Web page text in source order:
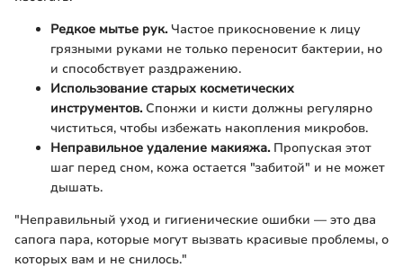
Редкое мытье рук.Частое прикосновение к лицу
грязными руками не только переносит бактерии, но
и способствует раздражению.
Использование старых косметических
инструментов.Спонжи и кисти должны регулярно
чиститься, чтобы избежать накопления микробов.
Неправильное удаление макияжа.Пропуская этот
шаг перед сном, кожа остается "забитой" и не может
дышать.
"Неправильный уход и гигиенические ошибки — это два
сапога пара, которые могут вызвать красивые проблемы, о
которых вам и не снилось."